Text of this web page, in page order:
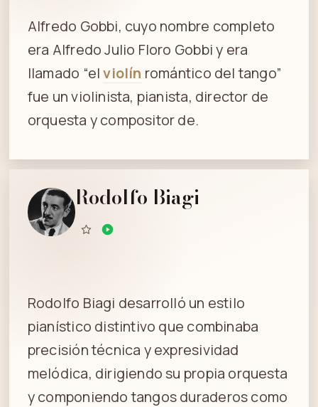
Alfredo Gobbi, cuyo nombre completo
era Alfredo Julio Floro Gobbi y era
llamado “elviolín romántico del tango”
fue un violinista, pianista, director de
orquesta y compositor de.
Rodolfo Biagi
Rodolfo Biagi desarrolló un estilo
pianístico distintivo que combinaba
precisión técnica y expresividad
melódica, dirigiendo su propia orquesta
y componiendo tangos duraderos como